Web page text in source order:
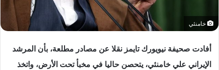
خامنئي
أفادت صحيفة نيويورك تايمز نقلا عن مصادر مطلعة، بأن المرشد
الإيراني علي خامنئي، يتحصن حاليا في مخبأ تحت الأرض، واتخذ